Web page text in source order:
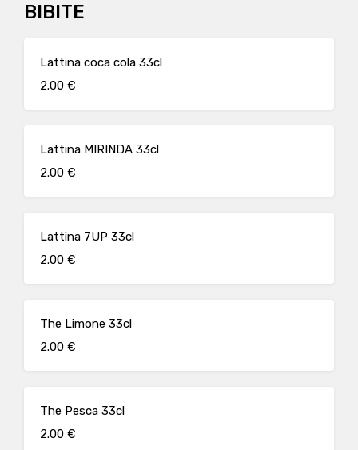
BIBITE
Lattina coca cola 33cl
2.00 €
Lattina MIRINDA 33cl
2.00 €
Lattina 7UP 33cl
2.00 €
The Limone 33cl
2.00 €
The Pesca 33cl
2.00 €